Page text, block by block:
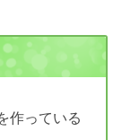
作っている